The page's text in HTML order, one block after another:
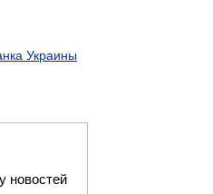
Украины
новостей